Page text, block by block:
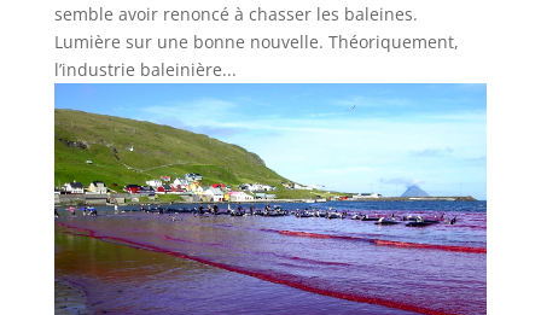
semble avoir renoncé à chasser les baleines.
Lumière sur une bonne nouvelle. Théoriquement,
l’industrie baleinière...